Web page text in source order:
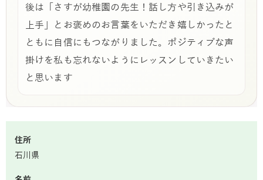
後は「さすが幼稚園の先生！話し方や引き込みが
上手」とお褒めのお言葉をいただき嬉しかったと
ともに自信にもつながりました。ポジティブな声
掛けを私も忘れないようにレッスンしていきたい
と思います
住所
石川県